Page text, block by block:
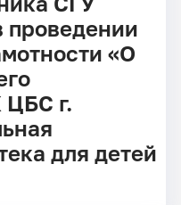
проведении
«О
ЦБС г.
для детей